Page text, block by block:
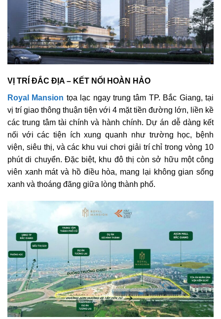
VỊ TRÍ ĐẮC ĐỊA – KẾT NỐI HOÀN HẢO
Royal Mansion tọa lạc ngay trung tâm TP. Bắc Giang, tại
vị trí giao thông thuận tiện với 4 mặt tiền đường lớn, liền kề
các trung tâm tài chính và hành chính. Dự án dễ dàng kết
nối với các tiện ích xung quanh như trường học, bệnh
viện, siêu thị, và các khu vui chơi giải trí chỉ trong vòng 10
phút di chuyển. Đặc biệt, khu đô thị còn sở hữu một công
viên xanh mát và hồ điều hòa, mang lại không gian sống
xanh và thoáng đãng giữa lòng thành phố.